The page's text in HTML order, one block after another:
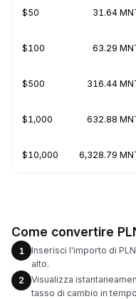
$50 31.64
$100 63.29
$500 316.44
$1,000 632.88
$10,000 6,328.79
Come convertire
1
Inserisci l'importo di
alto.
2
Visualizza
tasso di cambio in